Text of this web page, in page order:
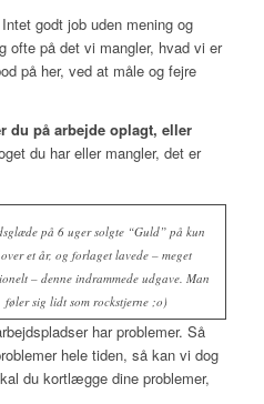
Intet godt job uden mening og
ofte på det vi mangler, hvad vi er
på her, ved at måle og fejre
du på arbejde oplagt, eller
du har eller mangler, det er
på 6 uger solgte “Guld” på kun
et år, og forlaget lavede – meget
– denne indrammede udgave. Man
føler sig lidt som rockstjerne ;o)
har problemer. Så
hele tiden, så kan vi dog
du kortlægge dine problemer,